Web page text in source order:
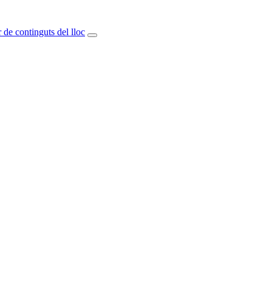
de continguts del lloc